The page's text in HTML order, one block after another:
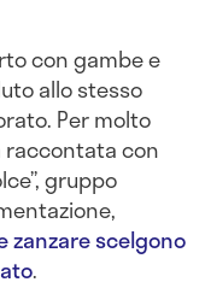
con gambe e
allo stesso
Per molto
con
gruppo
zanzare scelgono
.